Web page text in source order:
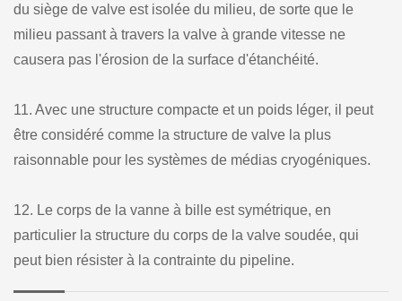
du siège de valve est isolée du milieu, de sorte que le
milieu passant à travers la valve à grande vitesse ne
causera pas l'érosion de la surface d'étanchéité.
11. Avec une structure compacte et un poids léger, il peut
être considéré comme la structure de valve la plus
raisonnable pour les systèmes de médias cryogéniques.
12. Le corps de la vanne à bille est symétrique, en
particulier la structure du corps de la valve soudée, qui
peut bien résister à la contrainte du pipeline.